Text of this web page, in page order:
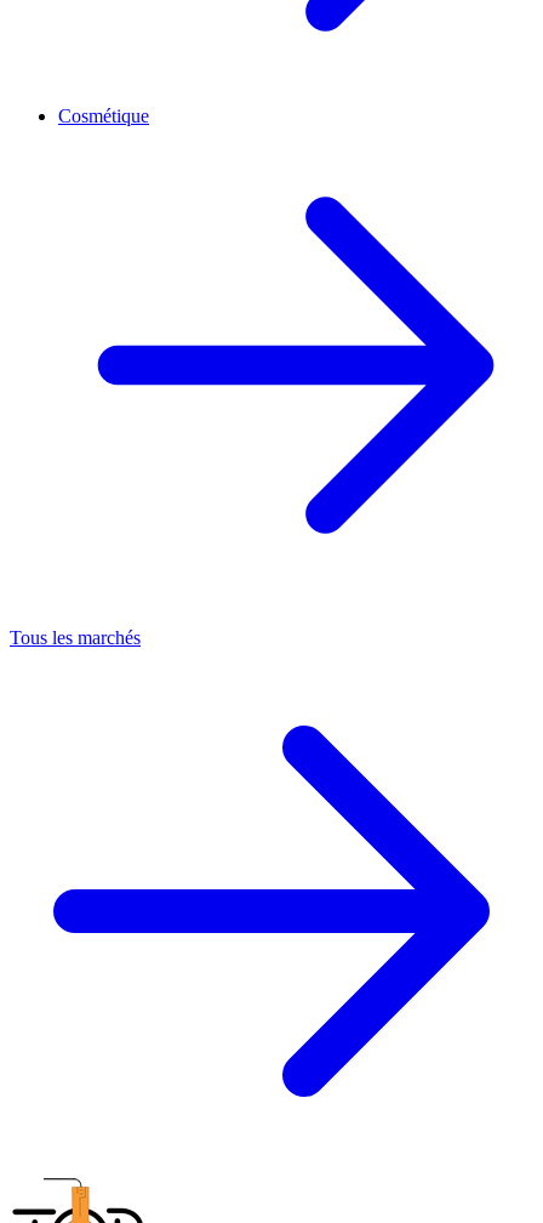
Cosmétique
Tous les marchés